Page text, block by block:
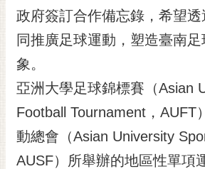
市民互動
黃
偉
哲
光
花
政府簽訂合作備忘錄，希望
同推廣足球運動，塑造臺南
象。
亞洲大學足球錦標賽（Asian
Football Tournament，AUFT
動總會（Asian University
AUSF）所舉辦的地區性單項